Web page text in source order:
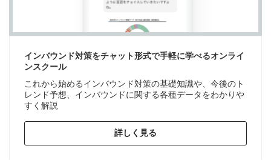
インバウンド対策をチャット形式で手軽に学べるオンライ
ンスクール
これから始めるインバウンド対策の基礎知識や、今後のト
レンド予想、インバウンドに関する各種データをわかりや
すく解説
詳しく見る